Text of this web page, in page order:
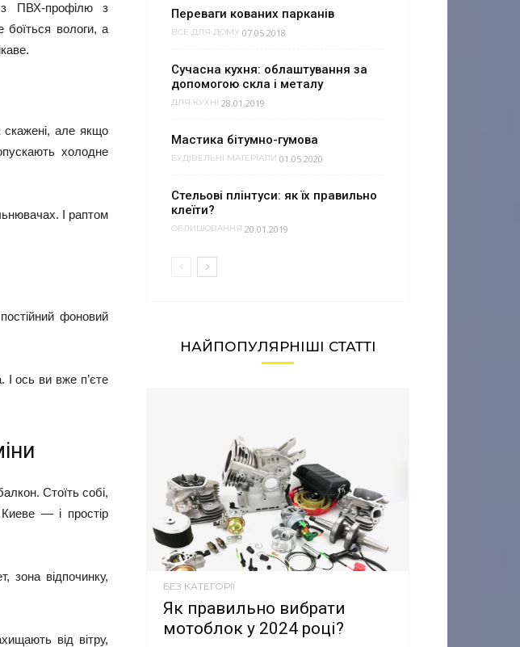
з ПВХ-профілю з
боїться вологи, а
але якщо
холодне
І раптом
фоновий
І ось ви вже п’єте
Стоїть собі,
— і простір
зона відпочинку,
від вітру,
Переваги кованих парканів
ВСЕ ДЛЯ ДОМУ 07.05.2018
Сучасна кухня: облаштування за
допомогою скла і металу
ДЛЯ КУХНІ 28.01.2019
Мастика бітумно-гумова
БУДІВЕЛЬНІ МАТЕРІАЛИ 01.05.2020
Стельові плінтуси: як їх правильно
клеїти?
ОБЛИЦЮВАННЯ 20.01.2019
НАЙПОПУЛЯРНІШІ СТАТТІ
БЕЗ КАТЕГОРІЇ
Як правильно вибрати
мотоблок у 2024 році?